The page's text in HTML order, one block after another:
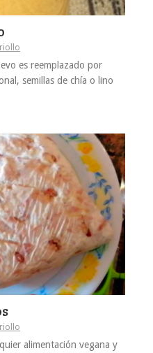
es reemplazado por
semillas de chía o lino
alimentación vegana y